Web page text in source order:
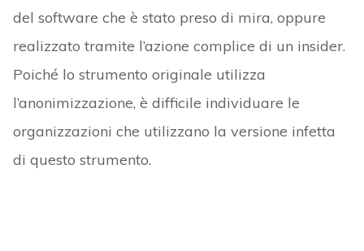
del software che è stato preso di mira, oppure
realizzato tramite l’azione complice di un insider.
Poiché lo strumento originale utilizza
l’anonimizzazione, è difficile individuare le
organizzazioni che utilizzano la versione infetta
di questo strumento.